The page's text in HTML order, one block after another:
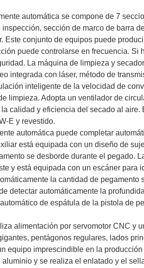
automática se compone de 7
sección de marco de barra
Este conjunto de equipos puede
puede controlarse en frecuencia. Si
La máquina de limpieza y
integrada con láser, método de
inteligente de la velocidad de
limpieza. Adopta un ventilador de
calidad y eficiencia del secado al aire.
E y revestido.
automática puede completar
está equipada con un diseño de
se desborde durante el pegado.
y está equipada con un escáner para
la cantidad de pegamento
detectar automáticamente la
de espátula de la pistola de
alimentación por servomotor CNC y
pentágonos regulares, lados
equipo imprescindible en la
y se realiza el enlatado y el